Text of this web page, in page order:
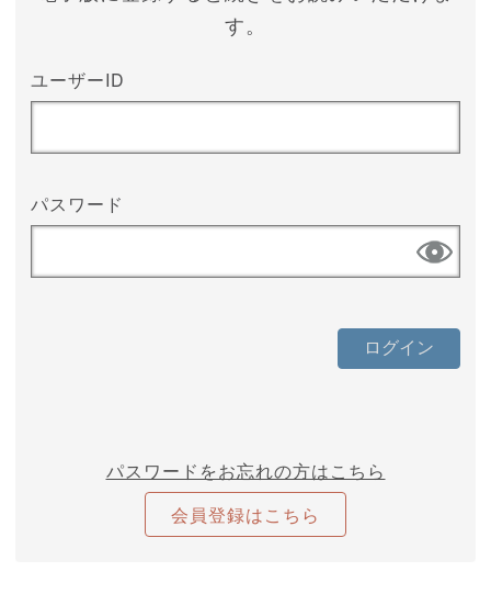
す。
ユーザーID
パスワード
パスワードをお忘れの方はこちら
会員登録はこちら